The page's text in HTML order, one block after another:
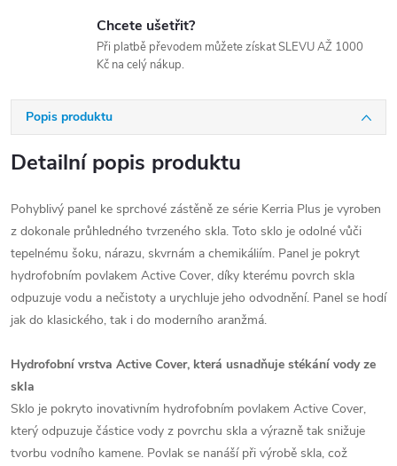
Chcete ušetřit?
Při platbě převodem můžete získat SLEVU AŽ 1000
Kč na celý nákup.
Popis produktu
Detailní popis produktu
Pohyblivý panel ke sprchové zástěně ze série Kerria Plus je vyroben
z dokonale průhledného tvrzeného skla. Toto sklo je odolné vůči
tepelnému šoku, nárazu, skvrnám a chemikáliím. Panel je pokryt
hydrofobním povlakem Active Cover, díky kterému povrch skla
odpuzuje vodu a nečistoty a urychluje jeho odvodnění. Panel se hodí
jak do klasického, tak i do moderního aranžmá.
Hydrofobní vrstva Active Cover, která usnadňuje stékání vody ze
skla
Sklo je pokryto inovativním hydrofobním povlakem Active Cover,
který odpuzuje částice vody z povrchu skla a výrazně tak snižuje
tvorbu vodního kamene. Povlak se nanáší při výrobě skla, což